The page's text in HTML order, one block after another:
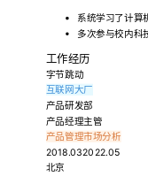
系统学习了计算
多次参与校内科
工作经历
字节跳动
互联网大厂
产品研发部
产品经理主管
产品管理市场分析
2018.032022.05
北京